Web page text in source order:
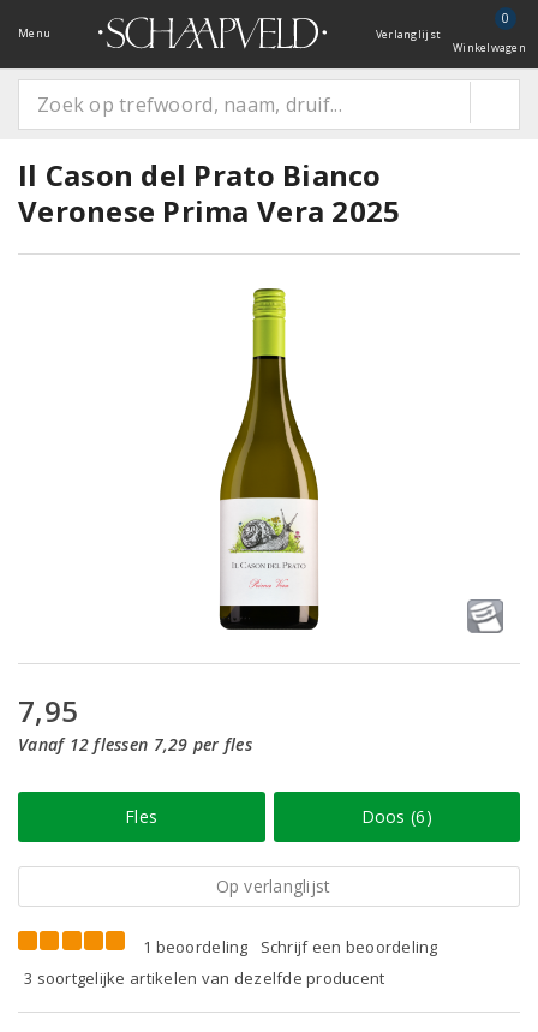
Menu Verlanglijst
0
Winkelwagen
Il Cason del Prato Bianco
Veronese Prima Vera 2025
7,95
Vanaf 12 flessen 7,29 per fles
Fles Doos (6)
Op verlanglijst
1 beoordeling
Schrijf een beoordeling
3 soortgelijke artikelen van dezelfde producent